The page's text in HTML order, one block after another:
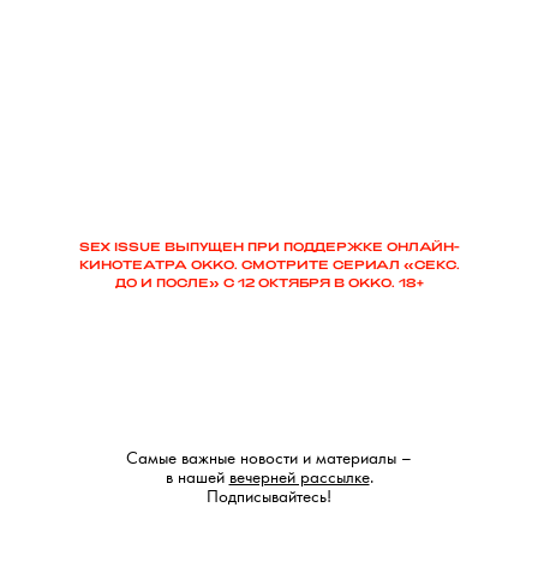
SEX ISSUE ВЫПУЩЕН ПРИ ПОДДЕРЖКЕ ОНЛАЙН-
КИНОТЕАТРА OKKO. СМОТРИТЕ СЕРИАЛ «СЕКС.
ДО И ПОСЛЕ» С 12 ОКТЯБРЯ В OKKO. 18+
Самые важные новости и материалы –
в нашей вечерней рассылке.
Подписывайтесь!